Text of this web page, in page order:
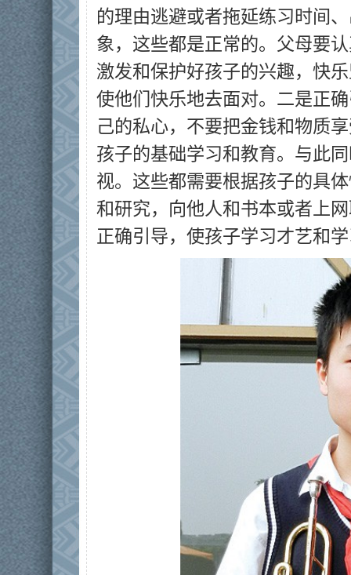
的理由逃避或者拖延练习时间
象，这些都是正常的。父母要
激发和保护好孩子的兴趣，快
使他们快乐地去面对。二是正
己的私心，不要把金钱和物质
孩子的基础学习和教育。与此
视。这些都需要根据孩子的具
和研究，向他人和书本或者上
正确引导，使孩子学习才艺和